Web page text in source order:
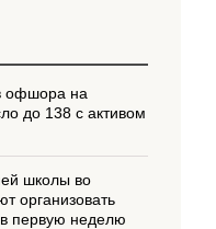
офшора на
до 138 с активом
школы во
организовать
первую неделю